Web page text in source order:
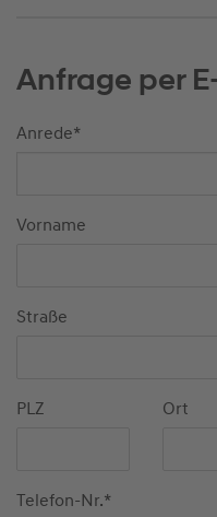
Anfrage per
Anrede*
Vorname
Straße
PLZ Ort
Telefon-Nr.*